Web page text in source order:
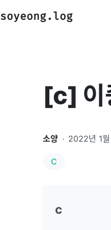
soyeong.log
[c] 이
소양 · 2022년 1월
C
c